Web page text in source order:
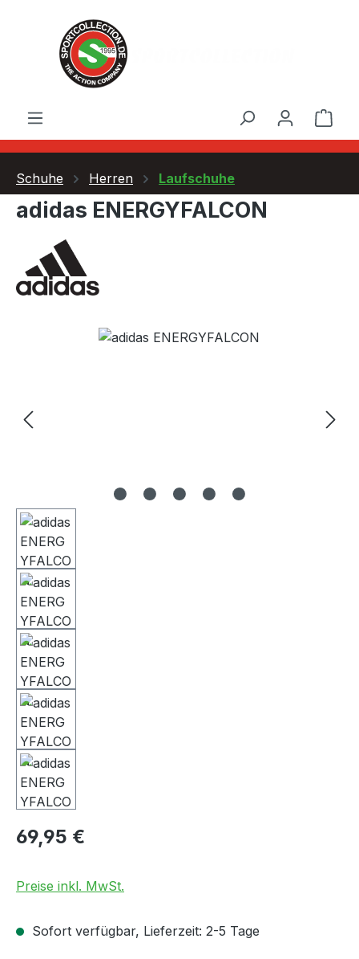
Zum Hauptinhalt springen
Schuhe Herren Laufschuhe
adidas ENERGYFALCON
Bildergalerie überspringen
Regulärer Preis:
69,95 €
Preise inkl. MwSt.
Sofort verfügbar, Lieferzeit: 2-5 Tage